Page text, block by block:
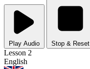
Play Audio Stop & Reset
Lesson 2
English